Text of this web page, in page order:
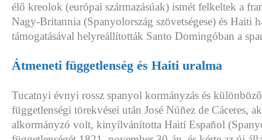
élő kreolok (európai származásúak) ismét felkeltek a
Nagy-Britannia (Spanyolország szövetségese) és Haiti
támogatásával helyreállították Santo Domingóban a
Átmeneti függetlenség és Haiti uralma
Tucatnyi évnyi rossz spanyol kormányzás és
függetlenségi törekvései után José Núñez de Cáceres,
alkormányzó volt, kinyílvánította Haití Español